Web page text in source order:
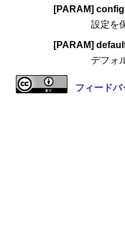
[PARAM]
設定を
[PARAM]
デフォ
フィードバ